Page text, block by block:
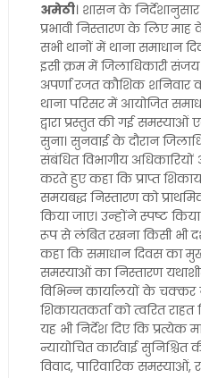
अमेठी। शासन के
प्रभावी निस्तारण के लिए
सभी थानों में थाना समाधान
इसी क्रम में जिलाधिकारी
अपर्णा रजत कौशिक शनिवार
थाना परिसर में आयोजित
द्वारा प्रस्तुत की गई समस्याओं
सुना। सुनवाई के दौरान
संबंधित विभागीय अधिकारियों
करते हुए कहा कि प्राप्त
समयबद्ध निस्तारण को
किया जाए। उन्होंने स्पष्ट
रूप से लंबित रखना किसी भी
कहा कि समाधान दिवस का
समस्याओं का निस्तारण
विभिन्न कार्यालयों के
शिकायतकर्ता को त्वरित
यह भी निर्देश दिए कि
न्यायोचित कार्रवाई
विवाद, पारिवारिक